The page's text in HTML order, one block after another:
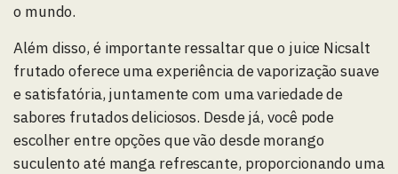
o mundo.
Além disso, é importante ressaltar que o juice Nicsalt
frutado oferece uma experiência de vaporização suave
e satisfatória, juntamente com uma variedade de
sabores frutados deliciosos. Desde já, você pode
escolher entre opções que vão desde morango
suculento até manga refrescante, proporcionando uma